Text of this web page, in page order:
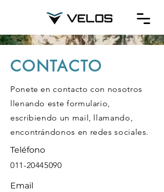
CONTACTO
Ponete en contacto con nosotros
llenando este formulario,
escribiendo un mail, llamando,
encontrándonos en redes sociales.
Teléfono
011-20445090
Email